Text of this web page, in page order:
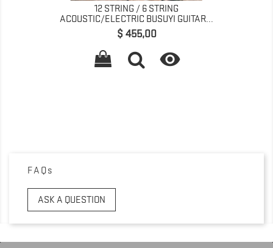
12 STRING / 6 STRING
ACOUSTIC/ELECTRIC BUSUYI GUITAR...
Preço
$ 455,00

FAQs
ASK A QUESTION